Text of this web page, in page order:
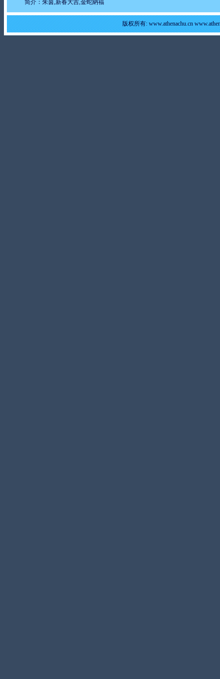
简介：朱茵,新春大吉,金蛇納福
版权所有: www.athenachu.cn